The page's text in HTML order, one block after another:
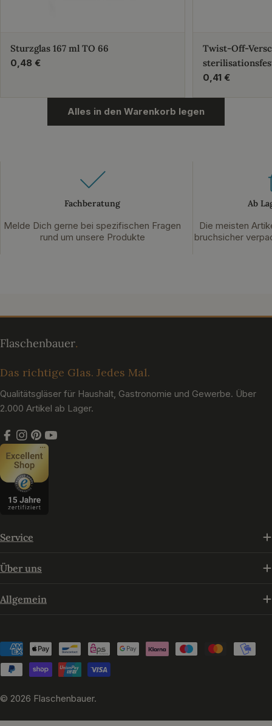
Sturzglas 167 ml TO 66
Regulärer
0,48 €
Twist-Off-
Regulärer
0,41 €
Alles in den Warenkorb legen
Fachberatung
Melde Dich gerne bei spezifischen Fragen
rund um unsere Produkte
Ab
Die meisten
bruchsicher
Das richtige Glas. Jedes Mal.
Qualitätsgläser für Haushalt, Gastronomie und Gewerbe. Über
2.000 Artikel ab Lager.
Facebook
Instagram
Pinterest
YouTube
Service
Über uns
Allgemein
Zahlungsmethoden
© 2026 Flaschenbauer.